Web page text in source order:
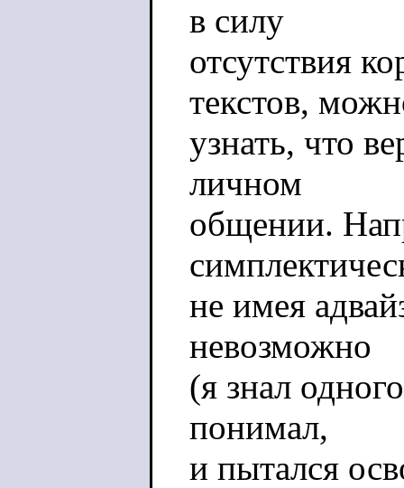
в силу
отсутствия
текстов,
узнать, что
личном
общении.
не имея
невозможно
(я знал
понимал,
и пытался